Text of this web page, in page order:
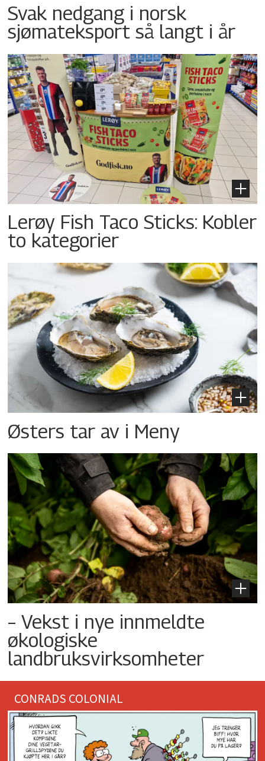
Svak nedgang i norsk
sjømateksport så langt i år
Lerøy Fish Taco Sticks: Kobler
to kategorier
Østers tar av i Meny
– Vekst i nye innmeldte
økologiske
landbruksvirksomheter
CONRADS COLONIAL